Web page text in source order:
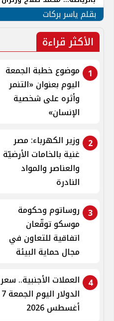
الهوية في الشارع التركي
بقلم ياسر بركات
الأكثر قراءة
1
موضوع خطبة الجمعة
اليوم بعنوان «التنمر
وأثره على شخصية
الإنسان»
2
وزير الكهرباء: مصر
غنية بالخامات الأرضيّة
والعناصر والمواد
النادرة
3 روساتوم وحكومة
موسكو توقّعان
اتفاقية للتعاون في
مجال حماية البيئة
4
العملات الأجنبية.. سعر
الدولار اليوم الجمعة 7
أغسطس 2026